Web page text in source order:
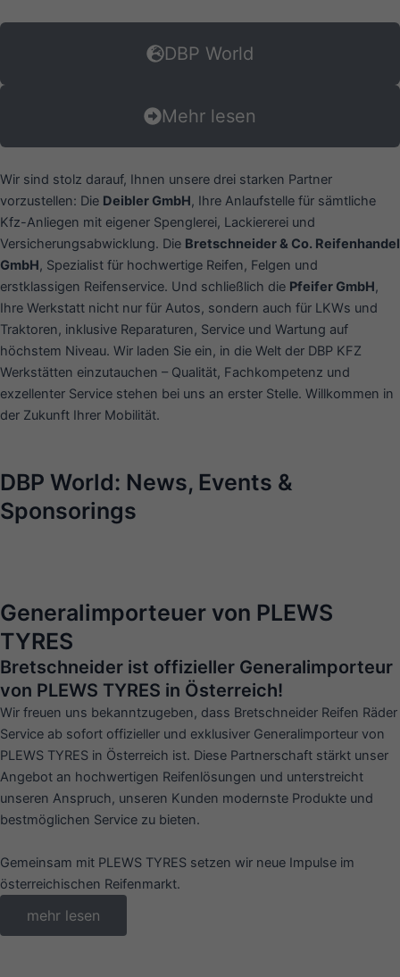
DBP World
Mehr lesen
Wir sind stolz darauf, Ihnen unsere drei starken Partner
vorzustellen: Die Deibler GmbH, Ihre Anlaufstelle für sämtliche
Kfz-Anliegen mit eigener Spenglerei, Lackiererei und
Versicherungsabwicklung. Die Bretschneider & Co. Reifenhandel
GmbH, Spezialist für hochwertige Reifen, Felgen und
erstklassigen Reifenservice. Und schließlich die Pfeifer GmbH,
Ihre Werkstatt nicht nur für Autos, sondern auch für LKWs und
Traktoren, inklusive Reparaturen, Service und Wartung auf
höchstem Niveau. Wir laden Sie ein, in die Welt der DBP KFZ
Werkstätten einzutauchen – Qualität, Fachkompetenz und
exzellenter Service stehen bei uns an erster Stelle. Willkommen in
der Zukunft Ihrer Mobilität.
DBP World: News, Events &
Sponsorings
Generalimporteuer von PLEWS
TYRES
Bretschneider ist offizieller Generalimporteur
von PLEWS TYRES in Österreich!
Wir freuen uns bekanntzugeben, dass Bretschneider Reifen Räder
Service ab sofort offizieller und exklusiver Generalimporteur von
PLEWS TYRES in Österreich ist. Diese Partnerschaft stärkt unser
Angebot an hochwertigen Reifenlösungen und unterstreicht
unseren Anspruch, unseren Kunden modernste Produkte und
bestmöglichen Service zu bieten.
Gemeinsam mit PLEWS TYRES setzen wir neue Impulse im
österreichischen Reifenmarkt.
mehr lesen